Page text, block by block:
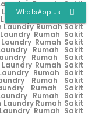
Rumah Sakit
Rumah Sakit
Rumah Sakit
Rumah Sakit
Rumah Sakit
Rumah Sakit
Rumah Sakit
Rumah Sakit
Rumah Sakit
Rumah Sakit
Rumah Sakit
Rumah Sakit
Rumah Sakit
Rumah Sakit
Rumah Sakit
WhatsApp us